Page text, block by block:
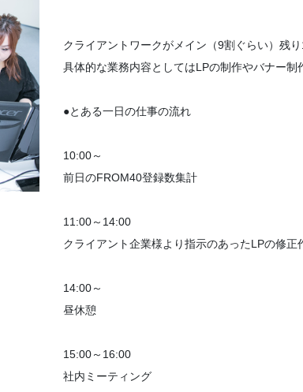
クライアントワークがメイン（9割ぐらい）残
具体的な業務内容としてはLPの制作やバナー
●とある一日の仕事の流れ
10:00～
前日のFROM40登録数集計
11:00～14:00
クライアント企業様より指示のあったLPの修正
14:00～
昼休憩
15:00～16:00
社内ミーティング